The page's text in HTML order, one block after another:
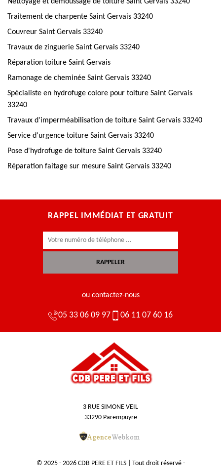
Traitement de charpente Saint Gervais 33240
Couvreur Saint Gervais 33240
Travaux de zinguerie Saint Gervais 33240
Réparation toiture Saint Gervais
Ramonage de cheminée Saint Gervais 33240
Spécialiste en hydrofuge colore pour toiture Saint Gervais
33240
Travaux d'imperméabilisation de toiture Saint Gervais 33240
Service d'urgence toiture Saint Gervais 33240
Pose d'hydrofuge de toiture Saint Gervais 33240
Réparation faitage sur mesure Saint Gervais 33240
RAPPEL IMMÉDIAT ET GRATUIT
ou contactez-nous
05 33 06 09 97 06 11 07 60 16
3 RUE SIMONE VEIL
33290 Parempuyre
© 2025 - 2026 CDB PERE ET FILS | Tout droit réservé -